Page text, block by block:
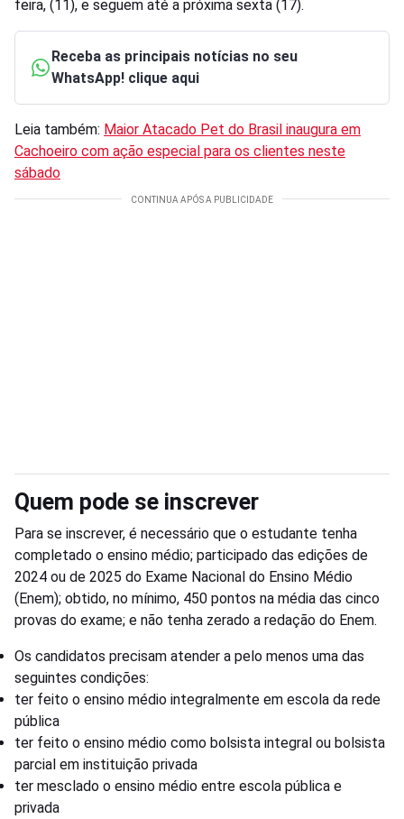
feira, (11), e seguem até a próxima sexta (17).
Receba as principais notícias no seu
WhatsApp! clique aqui
Leia também: Maior Atacado Pet do Brasil inaugura em
Cachoeiro com ação especial para os clientes neste
sábado
Quem pode se inscrever
Para se inscrever, é necessário que o estudante tenha
completado o ensino médio; participado das edições de
2024 ou de 2025 do Exame Nacional do Ensino Médio
(Enem); obtido, no mínimo, 450 pontos na média das cinco
provas do exame; e não tenha zerado a redação do Enem.
Os candidatos precisam atender a pelo menos uma das
seguintes condições:
ter feito o ensino médio integralmente em escola da rede
pública
ter feito o ensino médio como bolsista integral ou bolsista
parcial em instituição privada
ter mesclado o ensino médio entre escola pública e
privada